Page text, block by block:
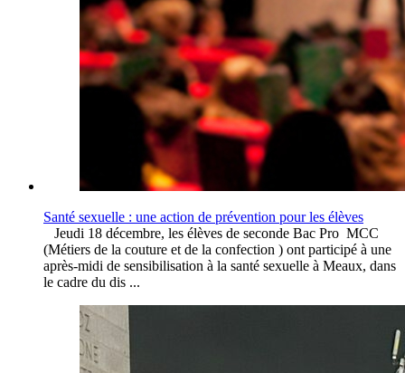
Santé sexuelle : une action de prévention pour les élèves
Jeudi 18 décembre, les élèves de seconde Bac Pro MCC
(Métiers de la couture et de la confection ) ont participé à une
après-midi de sensibilisation à la santé sexuelle à Meaux, dans
le cadre du dis ...